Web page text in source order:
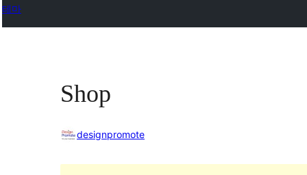
가
테마
Shop
designpromote